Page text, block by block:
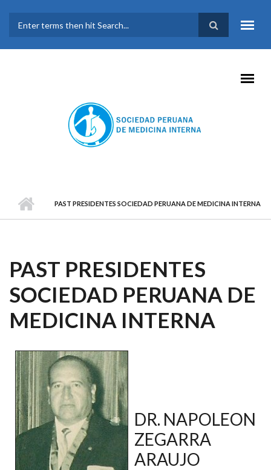
FORMULARIO DE
BÚSQUEDA
PAST PRESIDENTES SOCIEDAD PERUANA DE MEDICINA INTERNA
PAST PRESIDENTES
SOCIEDAD PERUANA DE
MEDICINA INTERNA
DR. NAPOLEON
ZEGARRA
ARAUJO